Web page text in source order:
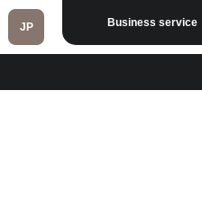
JP Business service